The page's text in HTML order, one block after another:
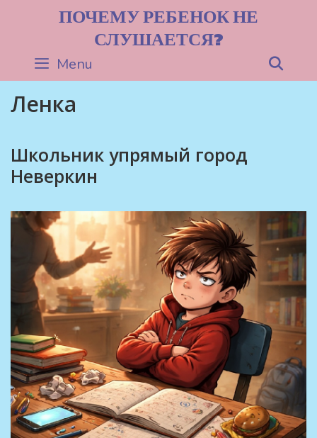
ПОЧЕМУ РЕБЕНОК НЕ
СЛУШАЕТСЯ?
Menu
Ленка
Школьник упрямый город
Неверкин